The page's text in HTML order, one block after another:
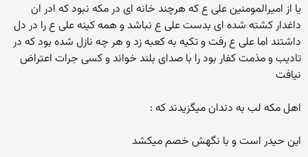
یا از امیرالمومنین علی ع که هرچند خانه ای در مکه نبود که ادر ان
داغدار کشته شده ای بدست علی ع نباشد و همه کینه علی ع را در دل
داشتند اما علی ع رفت و تکیه به کعبه زد و هر چه نازل شده بود که در
تادیب و مذمت کفار بود را با صدای بلند خواند و کسی جرات اعتراض
نیافت
اهل مکه لب به دندان میگزیدند که :
این حیدر است و با نگهش خصم میکشد